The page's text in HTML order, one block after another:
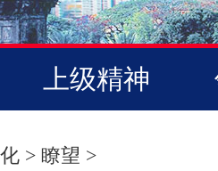
上级精神
> 瞭望 >